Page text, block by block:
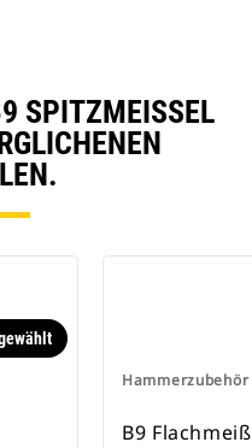
SPITZMEISSEL M
M
Hammerzubehör
B9